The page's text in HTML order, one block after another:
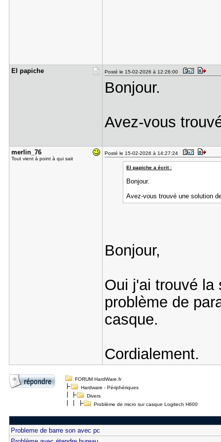
El papiche Posté le 15-02-2026 à 12:26:00
Bonjour.
Avez-vous
merlin_76
Tout vient à point à qui sait
Posté le 15-02-2026 à 14:27:24
El papiche a écrit :
Bonjour.
Avez-vous trouvé une solution
Bonjour,
Oui j'ai trouvé la
problème de
casque.
Cordialement.
FORUM HardWare.fr
Hardware - Périphériques
Divers
Problème de micro sur casque Logitech H600
Probleme de barre son avec pc